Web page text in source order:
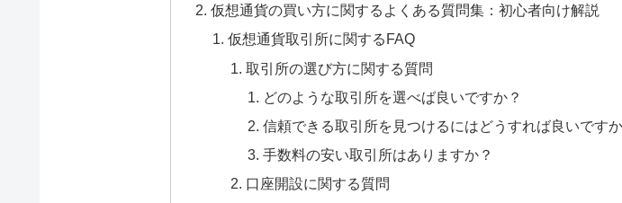
仮想通貨の買い方に関するよくある質問集：初心者向け解説
仮想通貨取引所に関するFAQ
取引所の選び方に関する質問
どのような取引所を選べば良いですか？
信頼できる取引所を見つけるにはどうすれば良いです
手数料の安い取引所はありますか？
口座開設に関する質問